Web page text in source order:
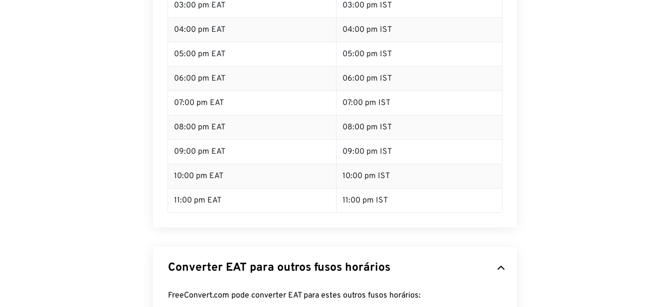
03:00 pm EAT 03:00 pm IST
04:00 pm EAT 04:00 pm IST
05:00 pm EAT 05:00 pm IST
06:00 pm EAT 06:00 pm IST
07:00 pm EAT 07:00 pm IST
08:00 pm EAT 08:00 pm IST
09:00 pm EAT 09:00 pm IST
10:00 pm EAT 10:00 pm IST
11:00 pm EAT 11:00 pm IST
Converter EAT para outros fusos horários
FreeConvert.com pode converter EAT para estes outros fusos horários: